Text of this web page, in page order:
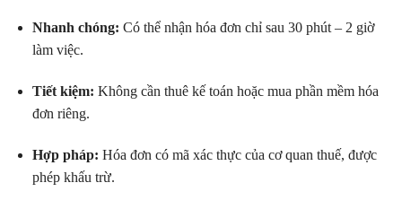
Nhanh chóng: Có thể nhận hóa đơn chỉ sau 30 phút – 2 giờ
làm việc.
Tiết kiệm: Không cần thuê kế toán hoặc mua phần mềm hóa
đơn riêng.
Hợp pháp: Hóa đơn có mã xác thực của cơ quan thuế, được
phép khấu trừ.